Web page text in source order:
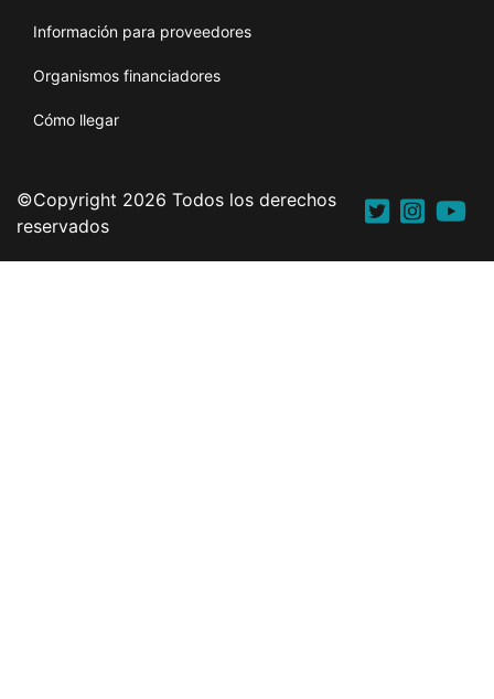
Información para proveedores
Organismos financiadores
Cómo llegar
©Copyright 2026 Todos los derechos
reservados